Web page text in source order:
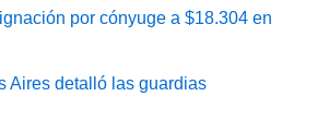
por cónyuge a $18.304 en
Aires detalló las guardias